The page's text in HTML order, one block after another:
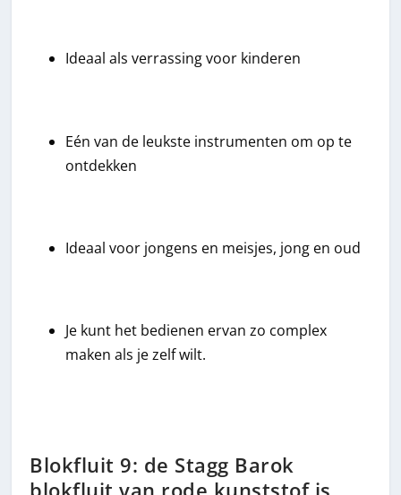
Ideaal als verrassing voor kinderen
Eén van de leukste instrumenten om op te
ontdekken
Ideaal voor jongens en meisjes, jong en oud
Je kunt het bedienen ervan zo complex
maken als je zelf wilt.
Blokfluit 9: de Stagg Barok